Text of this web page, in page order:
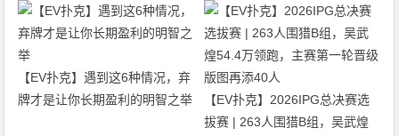
【EV扑克】遇到这6种情况，弃
牌才是让你长期盈利的明智之举
【EV扑克】2026IPG总决赛选
拔赛 | 263人围猎B组，吴武煌